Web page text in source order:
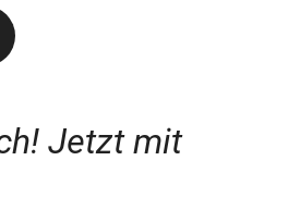
Jetzt mit